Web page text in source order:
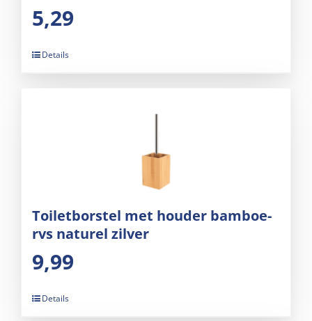
5,29
Details
Toiletborstel met houder bamboe-
rvs naturel zilver
9,99
Details